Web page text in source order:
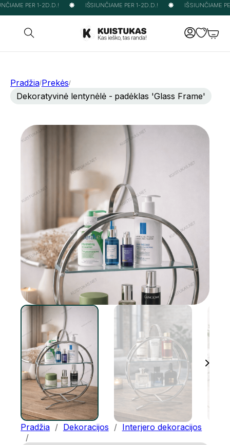
PER 1-2D.D.! IŠSIUNČIAME PER 1-2D.D.! IŠSIUNČIAME
Pradžia/Prekės/
Dekoratyvinė lentynėlė - padėklas 'Glass Frame'
Pradžia / Dekoracijos / Interjero dekoracijos
/